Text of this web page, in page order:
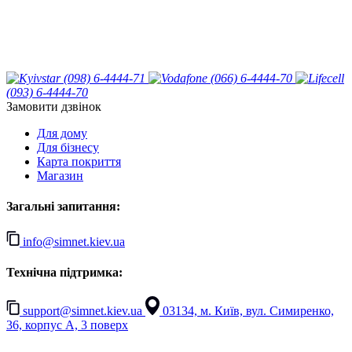
(098) 6-4444-71
(066) 6-4444-70
(093) 6-4444-70
Замовити дзвінок
Для дому
Для бізнесу
Карта покриття
Магазин
Загальні запитання:
info@simnet.kiev.ua
Технічна підтримка:
support@simnet.kiev.ua
03134, м. Київ, вул. Симиренко,
36, корпус А, 3 поверх